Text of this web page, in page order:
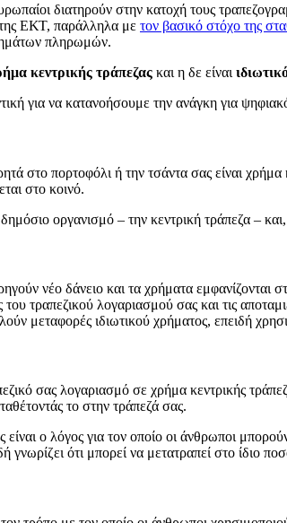
διατηρούν στην κατοχή τους
της ΕΚΤ, παράλληλα με τον βασικό στόχο της
πληρωμών.
κεντρικής τράπεζας και η δε είναι
για να κατανοήσουμε την ανάγκη για
στο πορτοφόλι ή την τσάντα σας είναι χρήμα
στο κοινό.
οργανισμό – την κεντρική τράπεζα –
νέο δάνειο και τα χρήματα εμφανίζονται
τραπεζικού λογαριασμού σας και τις
μεταφορές ιδιωτικού χρήματος, επειδή
σας λογαριασμό σε χρήμα κεντρικής
το στην τράπεζά σας.
ο λόγος για τον οποίο οι άνθρωποι
ότι μπορεί να μετατραπεί στο ίδιο